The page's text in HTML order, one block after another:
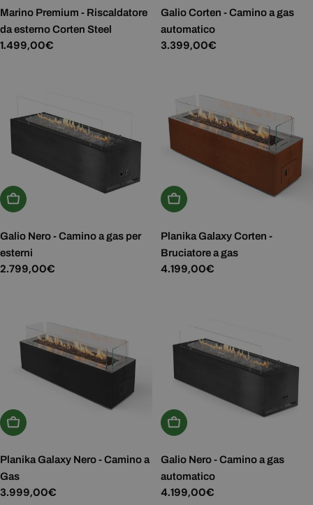
Marino Premium - Riscaldatore
da esterno Corten Steel
Prezzo
1.499,00€
Galio Corten - Camino a gas
automatico
Prezzo
3.399,00€
Aggiungi Al Carrello
Galio Nero - Camino a gas per
esterni
Prezzo
2.799,00€
Scegli Le Opzioni
Planika Galaxy Corten -
Bruciatore a gas
Prezzo
4.199,00€
Scegli Le Opzioni
Planika Galaxy Nero - Camino a
Gas
Prezzo
3.999,00€
Aggiungi Al Carrello
Galio Nero - Camino a gas
automatico
Prezzo
4.199,00€